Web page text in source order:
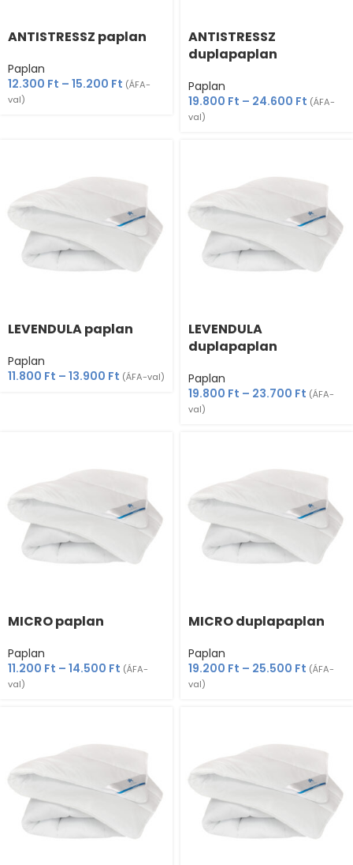
ANTISTRESSZ paplan
Paplan
12.300 Ft – 15.200 Ft (ÁFA-
val)
ANTISTRESSZ
duplapaplan
Paplan
19.800 Ft – 24.600 Ft (ÁFA-
val)
LEVENDULA paplan
Paplan
11.800 Ft – 13.900 Ft (ÁFA-val)
LEVENDULA
duplapaplan
Paplan
19.800 Ft – 23.700 Ft (ÁFA-
val)
MICRO paplan
Paplan
11.200 Ft – 14.500 Ft (ÁFA-
val)
MICRO duplapaplan
Paplan
19.200 Ft – 25.500 Ft (ÁFA-
val)